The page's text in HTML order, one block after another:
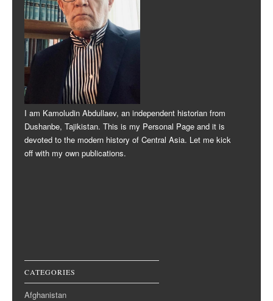
I am Kamoludin Abdullaev, an independent historian from
Dushanbe, Tajikistan. This is my Personal Page and it is
devoted to the modern history of Central Asia. Let me kick
off with my own publications.
CATEGORIES
Afghanistan